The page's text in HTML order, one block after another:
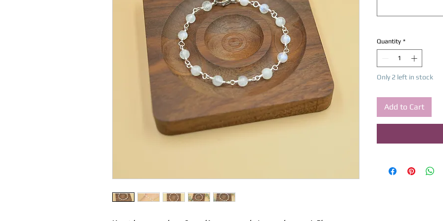
Quantity *
Only 2 left in stock
Add to Cart